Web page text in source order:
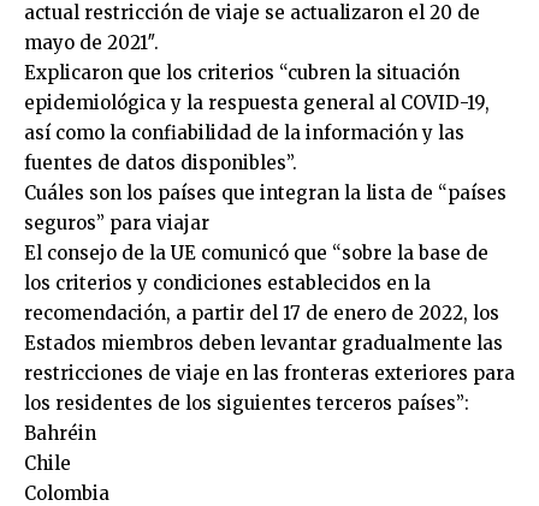
actual restricción de viaje se actualizaron el 20 de
mayo de 2021″.
Explicaron que los criterios “cubren la situación
epidemiológica y la respuesta general al COVID-19,
así como la confiabilidad de la información y las
fuentes de datos disponibles”.
Cuáles son los países que integran la lista de “países
seguros” para viajar
El consejo de la UE comunicó que “sobre la base de
los criterios y condiciones establecidos en la
recomendación, a partir del 17 de enero de 2022, los
Estados miembros deben levantar gradualmente las
restricciones de viaje en las fronteras exteriores para
los residentes de los siguientes terceros países”:
Bahréin
Chile
Colombia